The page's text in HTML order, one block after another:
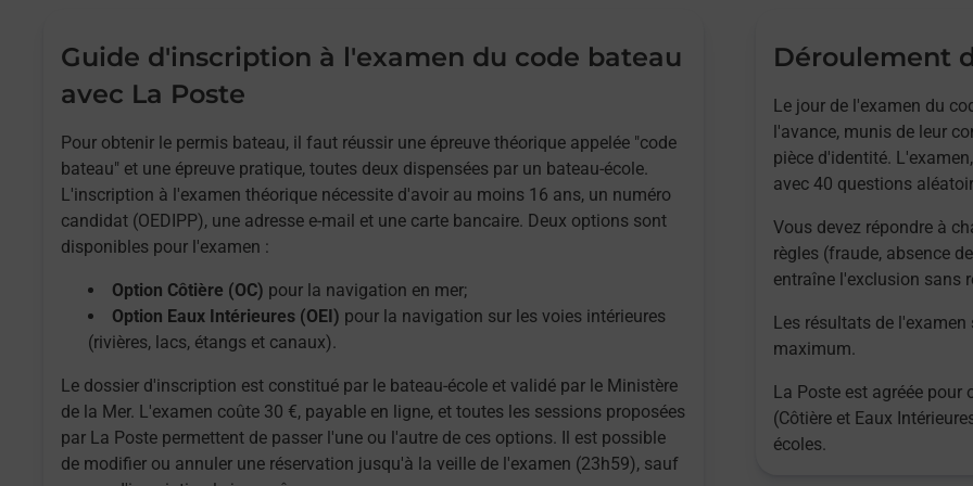
Guide d'inscription à l'examen du code bateau
avec La Poste
Pour obtenir le permis bateau, il faut réussir une épreuve théorique appelée "code
bateau" et une épreuve pratique, toutes deux dispensées par un bateau-école.
L'inscription à l'examen théorique nécessite d'avoir au moins 16 ans, un numéro
candidat (OEDIPP), une adresse e-mail et une carte bancaire. Deux options sont
disponibles pour l'examen :
Option Côtière (OC) pour la navigation en mer;
Option Eaux Intérieures (OEI) pour la navigation sur les voies intérieures
(rivières, lacs, étangs et canaux).
Le dossier d'inscription est constitué par le bateau-école et validé par le Ministère
de la Mer. L'examen coûte 30 €, payable en ligne, et toutes les sessions proposées
par La Poste permettent de passer l'une ou l'autre de ces options. Il est possible
de modifier ou annuler une réservation jusqu'à la veille de l'examen (23h59), sauf
Déroulement
Le jour de l'examen du
l'avance, munis de leur
pièce d'identité.
avec 40 questions
Vous devez répondre à
règles (fraude, absence
entraîne l'exclusion sans
Les résultats de
maximum.
La Poste est agréée
(Côtière et Eaux
écoles.